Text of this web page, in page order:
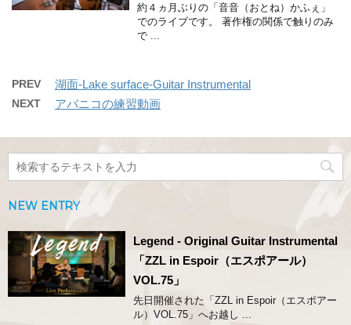
約４ヵ月ぶりの「音音（おとね）かふぇ」
でのライブです。 著作権の関係で触りのみ
で ...
PREV 湖面-Lake surface-Guitar Instrumental
NEXT アバニコの練習動画
NEW ENTRY
Legend - Original Guitar Instrumental
「ZZL in Espoir（エスポアール）
VOL.75」
先日開催された「ZZL in Espoir（エスポアー
ル）VOL.75」へお越し ...